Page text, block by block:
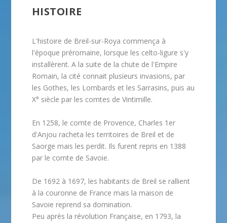
HISTOIRE
L'histoire de Breil-sur-Roya commença à
l'époque préromaine, lorsque les celto-ligure s'y
installèrent. A la suite de la chute de l'Empire
Romain, la cité connait plusieurs invasions, par
les Gothes, les Lombards et les Sarrasins, puis au
X° siècle par les comtes de Vintimille.
En 1258, le comte de Provence, Charles 1er
d'Anjou racheta les territoires de Breil et de
Saorge mais les perdit. Ils furent repris en 1388
par le comte de Savoie.
De 1692 à 1697, les habitants de Breil se rallient
à la couronne de France mais la maison de
Savoie reprend sa domination.
Peu après la révolution Française, en 1793, la